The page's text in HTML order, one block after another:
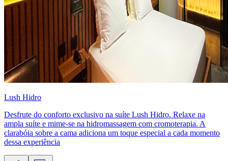
Lush Hidro
Desfrute do conforto exclusivo na suíte Lush Hidro. Relaxe na
ampla suíte e mime-se na hidromassagem com cromoterapia. A
clarabóia sobre a cama adiciona um toque especial a cada momento
dessa experiência